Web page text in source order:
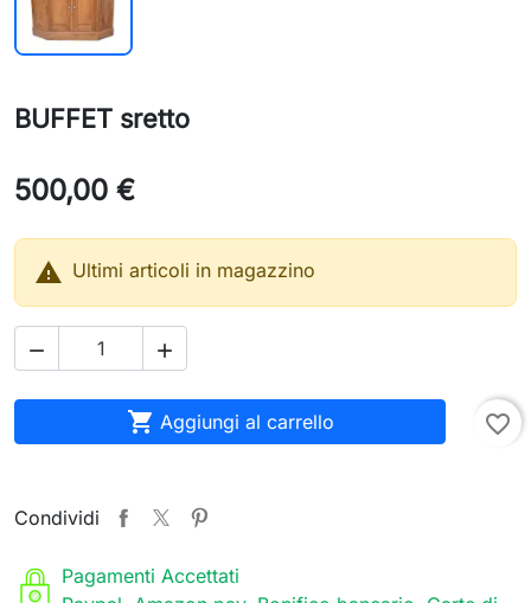
BUFFET sretto
500,00 €
 Ultimi articoli in magazzino
 
 Aggiungi al carrello favorite_border
Condividi
Pagamenti Accettati